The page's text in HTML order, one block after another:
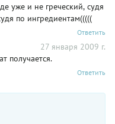
уже и не греческий, судя
по ингредиентам(((((
Ответить
27 января 2009 г.
получается.
Ответить